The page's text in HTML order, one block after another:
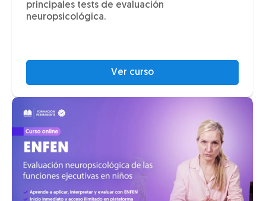
principales tests de evaluación
neuropsicológica.
Ver curso